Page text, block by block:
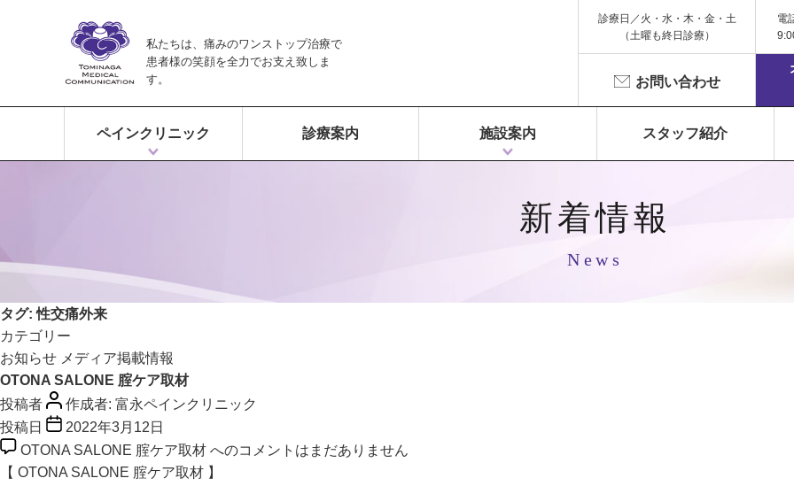
私たちは、痛みのワンストップ治療で
患者様の笑顔を全力でお支え致しま
す。
診療日／火・水・木・金・土
（土曜も終日診療）
電
お問い合わせ
ペインクリニック 診療案内 施設案内 スタッフ紹介
新着情報
News
タグ: 性交痛外来
カテゴリー
お知らせ メディア掲載情報
OTONA SALONE 腟ケア取材
投稿者
作成者: 富永ペインクリニック
投稿日
2022年3月12日
OTONA SALONE 腟ケア取材 へのコメントはまだありません
【 OTONA SALONE 腟ケア取材 】